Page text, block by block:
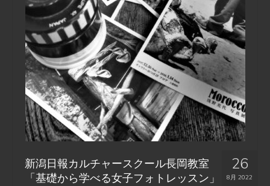
26
8月 2022
新潟日報カルチャースクール長岡教室
「基礎から学べる女子フォトレッスン」